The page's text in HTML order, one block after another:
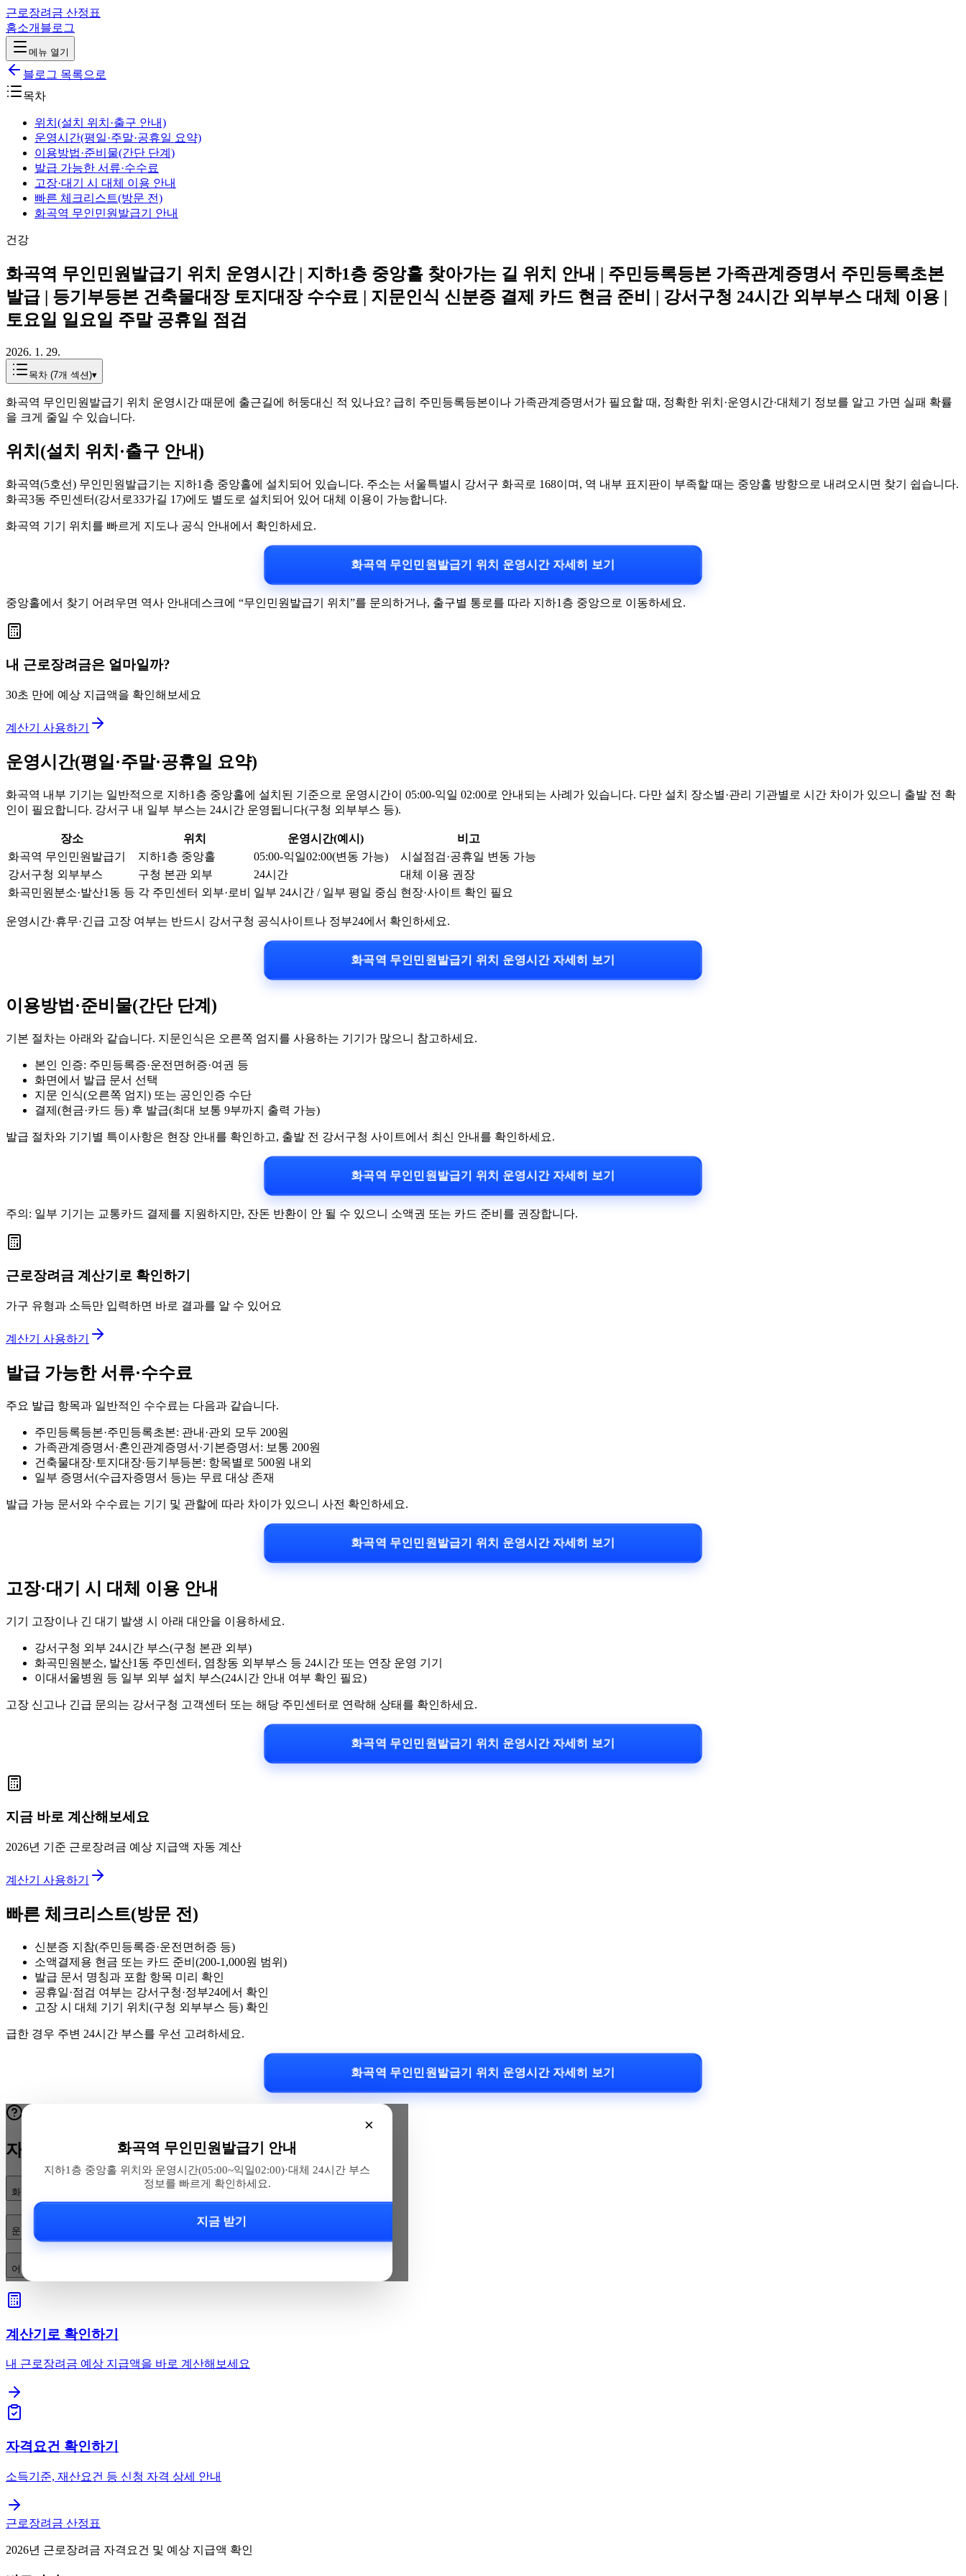
근로장려금 산정표
홈소개 블로그
메뉴 열기
블로그 목록으로
목차
위치(설치 위치·출구 안내)
운영시간(평일·주말·공휴일 요약)
이용방법·준비물(간단 단계)
발급 가능한 서류·수수료
고장·대기 시 대체 이용 안내
빠른 체크리스트(방문 전)
화곡역 무인민원발급기 안내
건강
화곡역 무인민원발급기 위치 운영시간 | 지하1층 중앙홀 찾아가는 길 위치 안내 | 주민등록등본 가족관계증명서 주민등록초본
발급 | 등기부등본 건축물대장 토지대장 수수료 | 지문인식 신분증 결제 카드 현금 준비 | 강서구청 24시간 외부부스 대체 이용 |
토요일 일요일 주말 공휴일 점검
2026. 1. 29.
목차 (7개 섹션)▾
화곡역 무인민원발급기 위치 운영시간 때문에 출근길에 허둥대신 적 있나요? 급히 주민등록등본이나 가족관계증명서가 필요할 때, 정확한 위치·운영시간·대체기 정보를 알고 가면 실패 확률
을 크게 줄일 수 있습니다.
위치(설치 위치·출구 안내)
화곡역(5호선) 무인민원발급기는 지하1층 중앙홀에 설치되어 있습니다. 주소는 서울특별시 강서구 화곡로 168이며, 역 내부 표지판이 부족할 때는 중앙홀 방향으로 내려오시면 찾기 쉽습니다.
화곡3동 주민센터(강서로33가길 17)에도 별도로 설치되어 있어 대체 이용이 가능합니다.
화곡역 기기 위치를 빠르게 지도나 공식 안내에서 확인하세요.
화곡역 무인민원발급기 위치 운영시간 자세히 보기
중앙홀에서 찾기 어려우면 역사 안내데스크에 “무인민원발급기 위치”를 문의하거나, 출구별 통로를 따라 지하1층 중앙으로 이동하세요.
내 근로장려금은 얼마일까?
30초 만에 예상 지급액을 확인해보세요
계산기 사용하기
운영시간(평일·주말·공휴일 요약)
화곡역 내부 기기는 일반적으로 지하1층 중앙홀에 설치된 기준으로 운영시간이 05:00-익일 02:00로 안내되는 사례가 있습니다. 다만 설치 장소별·관리 기관별로 시간 차이가 있으니 출발 전 확
인이 필요합니다. 강서구 내 일부 부스는 24시간 운영됩니다(구청 외부부스 등).
장소 위치 운영시간(예시)
비고
화곡역 무인민원발급기
지하1층 중앙홀 05:00-익일02:00(변동 가능)
시설점검·공휴일 변동 가능
강서구청 외부부스
구청 본관 외부 24시간
대체 이용 권장
화곡민원분소·발산1동 등 각 주민센터 외부·로비 일부 24시간 / 일부 평일 중심 현장·사이트 확인 필요
운영시간·휴무·긴급 고장 여부는 반드시 강서구청 공식사이트나 정부24에서 확인하세요.
화곡역 무인민원발급기 위치 운영시간 자세히 보기
이용방법·준비물(간단 단계)
기본 절차는 아래와 같습니다. 지문인식은 오른쪽 엄지를 사용하는 기기가 많으니 참고하세요.
본인 인증: 주민등록증·운전면허증·여권 등
화면에서 발급 문서 선택
지문 인식(오른쪽 엄지) 또는 공인인증 수단
결제(현금·카드 등) 후 발급(최대 보통 9부까지 출력 가능)
발급 절차와 기기별 특이사항은 현장 안내를 확인하고, 출발 전 강서구청 사이트에서 최신 안내를 확인하세요.
화곡역 무인민원발급기 위치 운영시간 자세히 보기
주의: 일부 기기는 교통카드 결제를 지원하지만, 잔돈 반환이 안 될 수 있으니 소액권 또는 카드 준비를 권장합니다.
근로장려금 계산기로 확인하기
가구 유형과 소득만 입력하면 바로 결과를 알 수 있어요
계산기 사용하기
발급 가능한 서류·수수료
주요 발급 항목과 일반적인 수수료는 다음과 같습니다.
주민등록등본·주민등록초본: 관내·관외 모두 200원
가족관계증명서·혼인관계증명서·기본증명서: 보통 200원
건축물대장·토지대장·등기부등본: 항목별로 500원 내외
일부 증명서(수급자증명서 등)는 무료 대상 존재
발급 가능 문서와 수수료는 기기 및 관할에 따라 차이가 있으니 사전 확인하세요.
화곡역 무인민원발급기 위치 운영시간 자세히 보기
고장·대기 시 대체 이용 안내
기기 고장이나 긴 대기 발생 시 아래 대안을 이용하세요.
강서구청 외부 24시간 부스(구청 본관 외부)
화곡민원분소, 발산1동 주민센터, 염창동 외부부스 등 24시간 또는 연장 운영 기기
이대서울병원 등 일부 외부 설치 부스(24시간 안내 여부 확인 필요)
고장 신고나 긴급 문의는 강서구청 고객센터 또는 해당 주민센터로 연락해 상태를 확인하세요.
화곡역 무인민원발급기 위치 운영시간 자세히 보기
지금 바로 계산해보세요
2026년 기준 근로장려금 예상 지급액 자동 계산
계산기 사용하기
빠른 체크리스트(방문 전)
신분증 지참(주민등록증·운전면허증 등)
소액결제용 현금 또는 카드 준비(200-1,000원 범위)
발급 문서 명칭과 포함 항목 미리 확인
공휴일·점검 여부는 강서구청·정부24에서 확인
고장 시 대체 기기 위치(구청 외부부스 등) 확인
급한 경우 주변 24시간 부스를 우선 고려하세요.
화곡역 무인민원발급기 위치 운영시간 자세히 보기
×
화곡역 무인민원발급기 안내
지하1층 중앙홀 위치와 운영시간(05:00~익일02:00)·대체 24시간 부스
정보를 빠르게 확인하세요.
지금 받기
자주 묻는 질문
화곡역 무인민원발급기 위치가 정확히 어디인가요?
운영시간은 어떻게 되나요?
어떤 서류를 발급할 수 있고, 이용 전 준비물·대체 방법은 무엇인가요?
계산기로 확인하기
내 근로장려금 예상 지급액을 바로 계산해보세요
자격요건 확인하기
소득기준, 재산요건 등 신청 자격 상세 안내
근로장려금 산정표
2026년 근로장려금 자격요건 및 예상 지급액 확인